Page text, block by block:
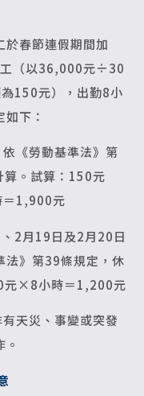
於春節連假期間加
（以36,000元÷30
150元），出勤8小
下：
《勞動基準法》第
算。試算：150元
1,900元
2月19日及2月20日
法》第39條規定，休
元×8小時＝1,200元
天災、事變或突發